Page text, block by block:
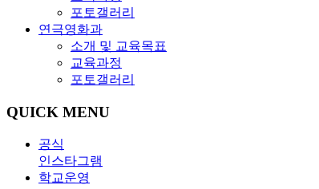
포토갤러리
연극영화과
소개 및 교육목표
교육과정
포토갤러리
QUICK MENU
공식
인스타그램
학교운영